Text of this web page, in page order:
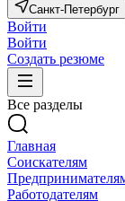
Санкт-Петербург
Войти
Войти
Создать резюме
Все разделы
Главная
Соискателям
Работодателям